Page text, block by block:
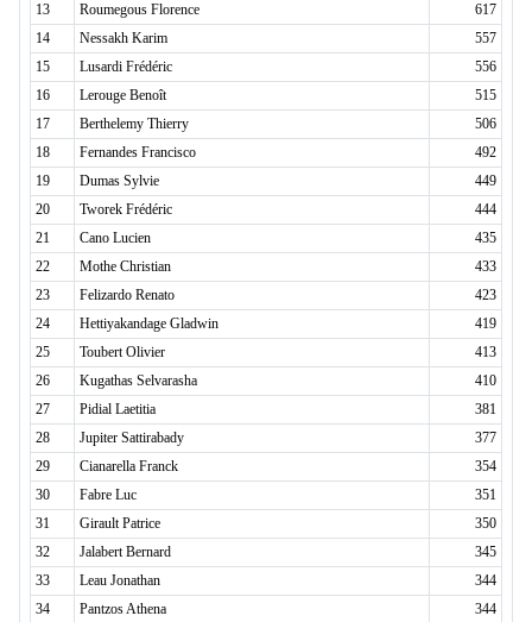
13
Roumegous Florence
617
14
Nessakh Karim
557
15
Lusardi Frédéric
556
16
Lerouge Benoît
515
17
Berthelemy Thierry
506
18
Fernandes Francisco
492
19
Dumas Sylvie
449
20
Tworek Frédéric
444
21
Cano Lucien
435
22
Mothe Christian
433
23
Felizardo Renato
423
24
Hettiyakandage Gladwin
419
25
Toubert Olivier
413
26
Kugathas Selvarasha
410
27
Pidial Laetitia
381
28
Jupiter Sattirabady
377
29
Cianarella Franck
354
30
Fabre Luc
351
31
Girault Patrice
350
32
Jalabert Bernard
345
33
Leau Jonathan
344
34
Pantzos Athena
344